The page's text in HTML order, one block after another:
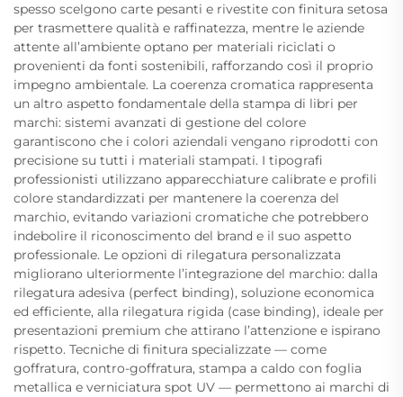
spesso scelgono carte pesanti e rivestite con finitura setosa
per trasmettere qualità e raffinatezza, mentre le aziende
attente all’ambiente optano per materiali riciclati o
provenienti da fonti sostenibili, rafforzando così il proprio
impegno ambientale. La coerenza cromatica rappresenta
un altro aspetto fondamentale della stampa di libri per
marchi: sistemi avanzati di gestione del colore
garantiscono che i colori aziendali vengano riprodotti con
precisione su tutti i materiali stampati. I tipografi
professionisti utilizzano apparecchiature calibrate e profili
colore standardizzati per mantenere la coerenza del
marchio, evitando variazioni cromatiche che potrebbero
indebolire il riconoscimento del brand e il suo aspetto
professionale. Le opzioni di rilegatura personalizzata
migliorano ulteriormente l’integrazione del marchio: dalla
rilegatura adesiva (perfect binding), soluzione economica
ed efficiente, alla rilegatura rigida (case binding), ideale per
presentazioni premium che attirano l’attenzione e ispirano
rispetto. Tecniche di finitura specializzate — come
goffratura, contro-goffratura, stampa a caldo con foglia
metallica e verniciatura spot UV — permettono ai marchi di